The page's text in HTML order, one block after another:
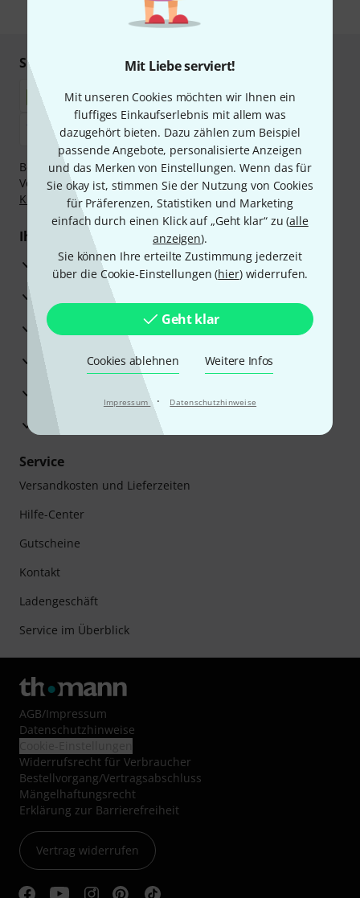
Mit Liebe serviert!
Mit unseren Cookies möchten wir Ihnen ein
fluffiges Einkaufserlebnis mit allem was
dazugehört bieten. Dazu zählen zum Beispiel
passende Angebote, personalisierte Anzeigen
und das Merken von Einstellungen. Wenn das für
Sie okay ist, stimmen Sie der Nutzung von Cookies
für Präferenzen, Statistiken und Marketing
einfach durch einen Klick auf „Geht klar“ zu (alle
anzeigen).
Sie können Ihre erteilte Zustimmung jederzeit
über die Cookie-Einstellungen (hier) widerrufen.
Geht klar
Cookies ablehnen Weitere Infos
Impressum · Datenschutzhinweise
* Pflichtfeld
Sicher einkaufen & bezahlen
Bezahlen Sie vertraulich und sicher per Nachnahme,
Vorkasse, PayPal, Amazon Pay,Klarna Sofort bezahlen,
Klarna Ratenzahlungoder Kreditkarte.
Ihre Vorteile
3 Jahre Thomann Garantie
30 Tage Money-Back-Garantie
Reparaturservice
Beratung durch Fachexperten
Zufriedenheitsgarantie
Europas größtes Versandlager
Service
Versandkosten und Lieferzeiten
Hilfe-Center
Gutscheine
Kontakt
Ladengeschäft
Service im Überblick
AGB/Impressum
Datenschutzhinweise
Widerrufsrecht für Verbraucher
Bestellvorgang/Vertragsabschluss
Mängelhaftungsrecht
Erklärung zur Barrierefreiheit
Vertrag widerrufen